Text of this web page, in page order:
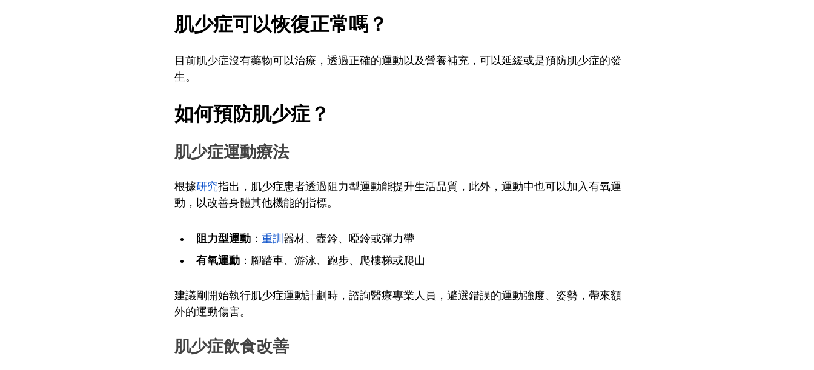
肌少症可以恢復正常嗎？
目前肌少症沒有藥物可以治療，透過正確的運動以及營養補充，可以延緩或是預防肌少症的發
生。
如何預防肌少症？
肌少症運動療法
根據研究指出，肌少症患者透過阻力型運動能提升生活品質，此外，運動中也可以加入有氧運
動，以改善身體其他機能的指標。
阻力型運動 ： 重訓 器材、壺鈴、啞鈴或彈力帶
有氧運動 ：腳踏車、游泳、跑步、爬樓梯或爬山
建議剛開始執行肌少症運動計劃時，諮詢醫療專業人員，避選錯誤的運動強度、姿勢，帶來額
外的運動傷害。
肌少症飲食改善